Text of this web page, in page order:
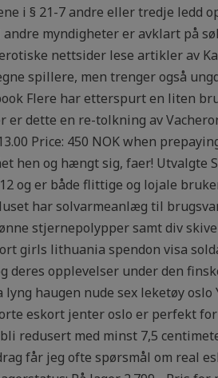
i § 21-7 andre eller tredje ledd
myndigheter er avklart på
nettsider lese artikler av
spillere, men trenger også
Flere har etterspurt en liten
dette en re-tolkning av
Price: 450 NOK when
hen og hængt sig, faer! Utvalgte
og er både flittige og lojale
har solvarmeanlæg til
stjernepolypper samt div
girls lithuania spendon visa
deres opplevelser under den
haugen nude sex leketøy
eskort jenter oslo er perfekt
redusert med minst 7,5
får jeg ofte spørsmål om real